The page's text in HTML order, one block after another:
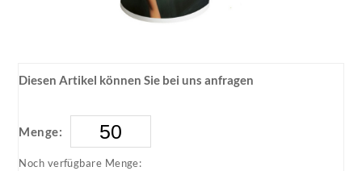
Diesen Artikel können Sie bei uns anfragen
Menge:
Noch verfügbare Menge: